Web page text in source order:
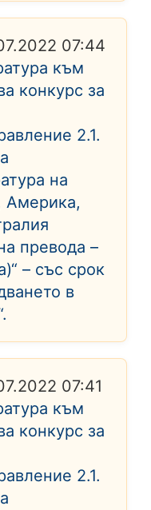
07:44
към
конкурс за
2.1.
на
Америка,
превода –
– със срок
в
07:41
към
конкурс за
2.1.